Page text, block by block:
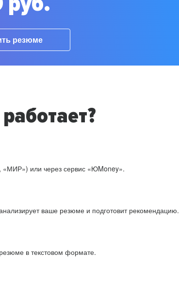
резюме
«МИР») или через сервис «ЮMoney».
ваше резюме и подготовит рекомендацию.
в текстовом формате.